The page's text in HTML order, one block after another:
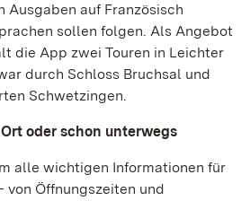
Ausgaben auf Französisch
sollen folgen. Als Angebot
die App zwei Touren in Leichter
durch Schloss Bruchsal und
Schwetzingen.
oder schon unterwegs
alle wichtigen Informationen für
von Öffnungszeiten und